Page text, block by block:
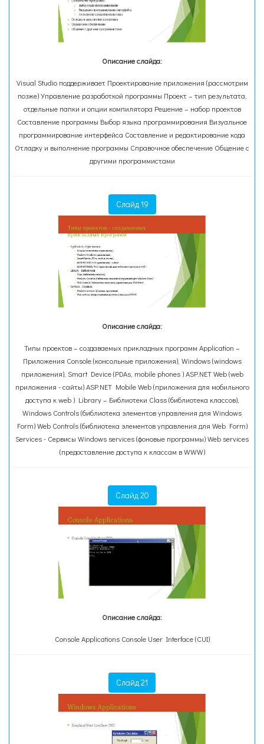
Описание слайда:
Visual Studio поддерживает Проектирование приложения (рассмотрим
позже) Управление разработкой программы Проект – тип результата,
отдельные папки и опции компилятора Решение – набор проектов
Составление программы Выбор языка программирования Визуальное
программирование интерфейса Составление и редактирование кода
Отладку и выполнение программы Справочное обеспечение Общение с
другими программистами
Слайд 19
Описание слайда:
Типы проектов – создаваемых прикладных программ Application –
Приложения Console (консольные приложения), Windows (windows
приложения), Smart Device (PDAs, mobile phones ) ASP.NET Web (web
приложения - сайты) ASP.NET Mobile Web (приложения для мобильного
доступа к web ) Library – Библиотеки Class (библиотека классов),
Windows Controls (библиотека элементов управления для Windows
Form) Web Controls (библиотека элементов управления для Web Form)
Services - Сервисы Windows services (фоновые программы) Web services
(предоставление доступа к классам в WWW)
Слайд 20
Описание слайда:
Console Applications Console User Interface (CUI)
Слайд 21